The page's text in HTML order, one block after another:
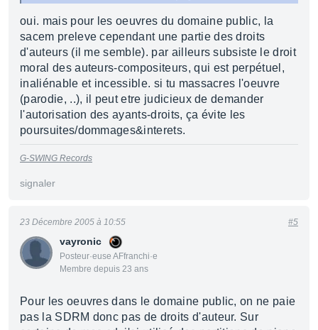
oui. mais pour les oeuvres du domaine public, la
sacem preleve cependant une partie des droits
d'auteurs (il me semble). par ailleurs subsiste le droit
moral des auteurs-compositeurs, qui est perpétuel,
inaliénable et incessible. si tu massacres l'oeuvre
(parodie, ..), il peut etre judicieux de demander
l'autorisation des ayants-droits, ça évite les
poursuites/dommages&interets.
G-SWING Records
signaler
vayronic
Posteur·euse AFfranchi·e
Membre depuis 23 ans
23 Décembre 2005 à 10:55 #5
Pour les oeuvres dans le domaine public, on ne paie
pas la SDRM donc pas de droits d'auteur. Sur